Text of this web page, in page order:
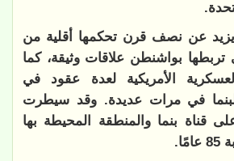
عن نصف قرن تحكمها أقلية من
تربطها بواشنطن علاقات وثيقة، كما
الأمريكية لعدة عقود في
لبنما في مرات عديدة. وقد سيطرت
قناة بنما والمنطقة المحيطة بها